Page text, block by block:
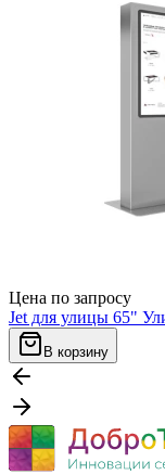
Цена по запросу
Jet для улицы 65"
В корзину